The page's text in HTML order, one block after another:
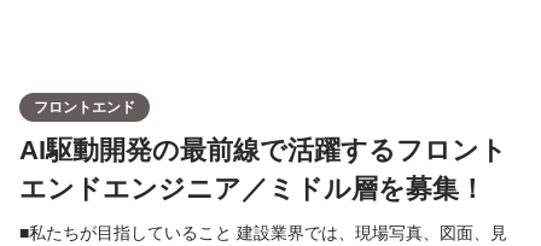
フロントエンド
AI駆動開発の最前線で活躍するフロント
エンドエンジニア／ミドル層を募集！
■私たちが目指していること 建設業界では、現場写真、図面、見